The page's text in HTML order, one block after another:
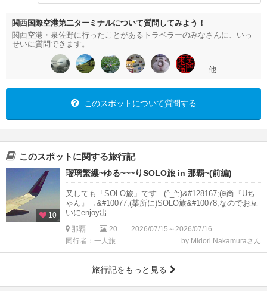
関西国際空港第二ターミナルについて質問してみよう！
関西空港・泉佐野に行ったことがあるトラベラーのみなさんに、いっ
せいに質問できます。
…他
このスポットについて質問する
このスポットに関する旅行記
10
瑠璃繁縷~ゆる~~~りSOLO旅 in 那覇~(前編)
又しても「SOLO旅」です...(^_^;)&#128167;(※尚『Uち
ゃん』→&#10077;(某所に)SOLO旅&#10078;なのでお互
いにenjoy出...
那覇 20
2026/07/15～2026/07/16
同行者：一人旅
by Midori Nakamuraさん
旅行記をもっと見る